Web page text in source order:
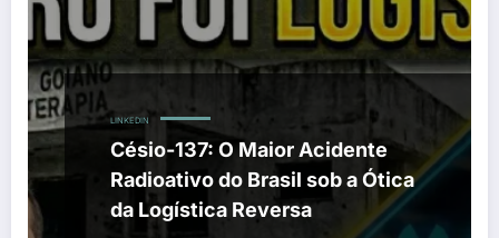
LINKEDIN
Césio-137: O Maior Acidente
Radioativo do Brasil sob a Ótica
da Logística Reversa